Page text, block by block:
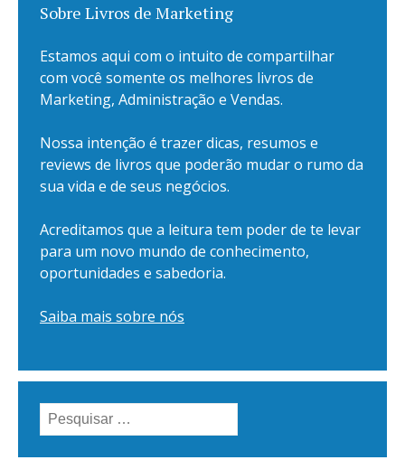
Sobre Livros de Marketing
Estamos aqui com o intuito de compartilhar
com você somente os melhores livros de
Marketing, Administração e Vendas.
Nossa intenção é trazer dicas, resumos e
reviews de livros que poderão mudar o rumo da
sua vida e de seus negócios.
Acreditamos que a leitura tem poder de te levar
para um novo mundo de conhecimento,
oportunidades e sabedoria.
Saiba mais sobre nós
Pesquisar
por: